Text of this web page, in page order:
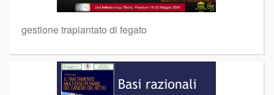
gestione trapiantato di fegato